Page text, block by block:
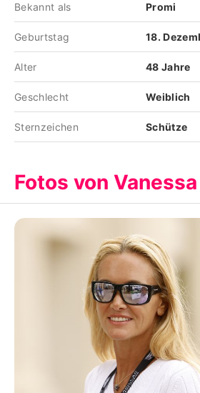
Bekannt als Promi
Geburtstag 18.
Alter 48 Jahre
Geschlecht Weiblich
Sternzeichen Schütze
Fotos von